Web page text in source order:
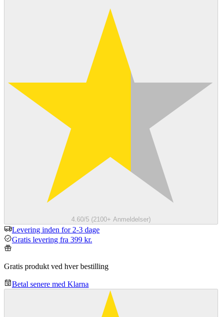
4.60/5 (2100+ Anmeldelser)
Levering inden for 2-3 dage
Gratis levering fra 399 kr.
Gratis produkt ved hver bestilling
Betal senere med Klarna